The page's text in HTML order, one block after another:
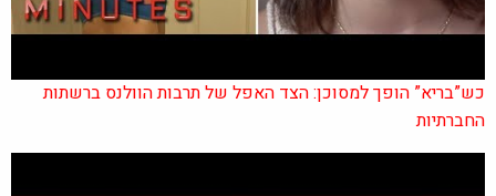
כש”בריא” הופך למסוכן: הצד האפל של תרבות הוולנס ברשתות
החברתיות